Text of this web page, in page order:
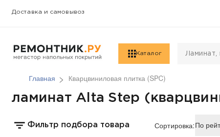
Доставка и самовывоз
Каталог
Главная Кварцвиниловая плитка (SPC)
ламинат Alta Step
Фильтр подбора товара Сортировка: